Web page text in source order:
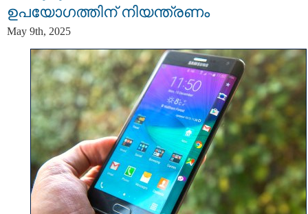
ഉപയോഗത്തിന് നിയന്ത്രണം
May 9th, 2025